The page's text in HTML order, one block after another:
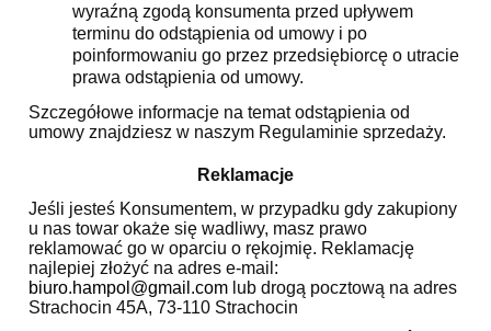
wyraźną zgodą konsumenta przed upływem
terminu do odstąpienia od umowy i po
poinformowaniu go przez przedsiębiorcę o utracie
prawa odstąpienia od umowy.
Szczegółowe informacje na temat odstąpienia od
umowy znajdziesz w naszym Regulaminie sprzedaży.
Reklamacje
Jeśli jesteś Konsumentem, w przypadku gdy zakupiony
u nas towar okaże się wadliwy, masz prawo
reklamować go w oparciu o rękojmię. Reklamację
najlepiej złożyć na adres e-mail:
biuro.hampol@gmail.com lub drogą pocztową na adres
Strachocin 45A, 73-110 Strachocin